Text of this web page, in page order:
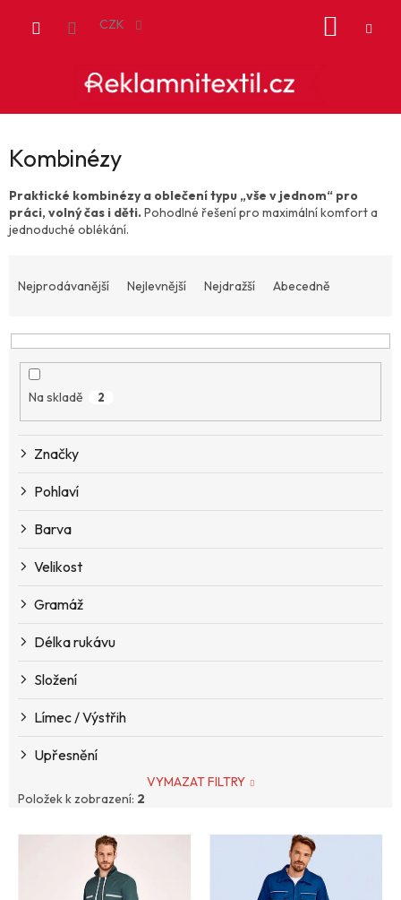
CZK
Kombinézy
Praktické kombinézy a oblečení typu „vše v jednom“ pro
práci, volný čas i děti.Pohodlné řešení pro maximální komfort a
jednoduché oblékání.
a
n
Nejprodávanější Nejlevnější Nejdražší Abecedně
Na skladě 2
Značky
Pohlaví
Barva
Velikost
Gramáž
Délka rukávu
Složení
Límec / Výstřih
Upřesnění
VYMAZAT FILTRY
Položek k zobrazení: 2
V